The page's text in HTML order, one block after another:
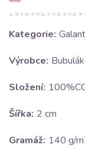
Kategorie:
Výrobce:
Složení:
Šířka: 2 cm
Gramáž: 140 g/